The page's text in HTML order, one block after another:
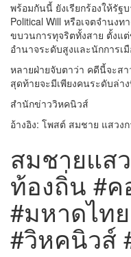
พร้อมกันนี้ ยังเรียกร้องให้รั
Political Will หรือเจตจำนงท
ขบวนการทุจริตทั้งสาย ตั้งแ
อำนาจระดับสูงและนักการเมื
หลายฝ่ายจับตาว่า คดีนี้จะสา
สุดท้ายจะมีเพียงคนระดับล่า
สำนักข่าววิหคนิวส์
อ้างอิง: โพสต์ สมชาย แสวง
สมชายแส
ท้องถิ่น #
#มหาดไท
#วิหคนิวส์